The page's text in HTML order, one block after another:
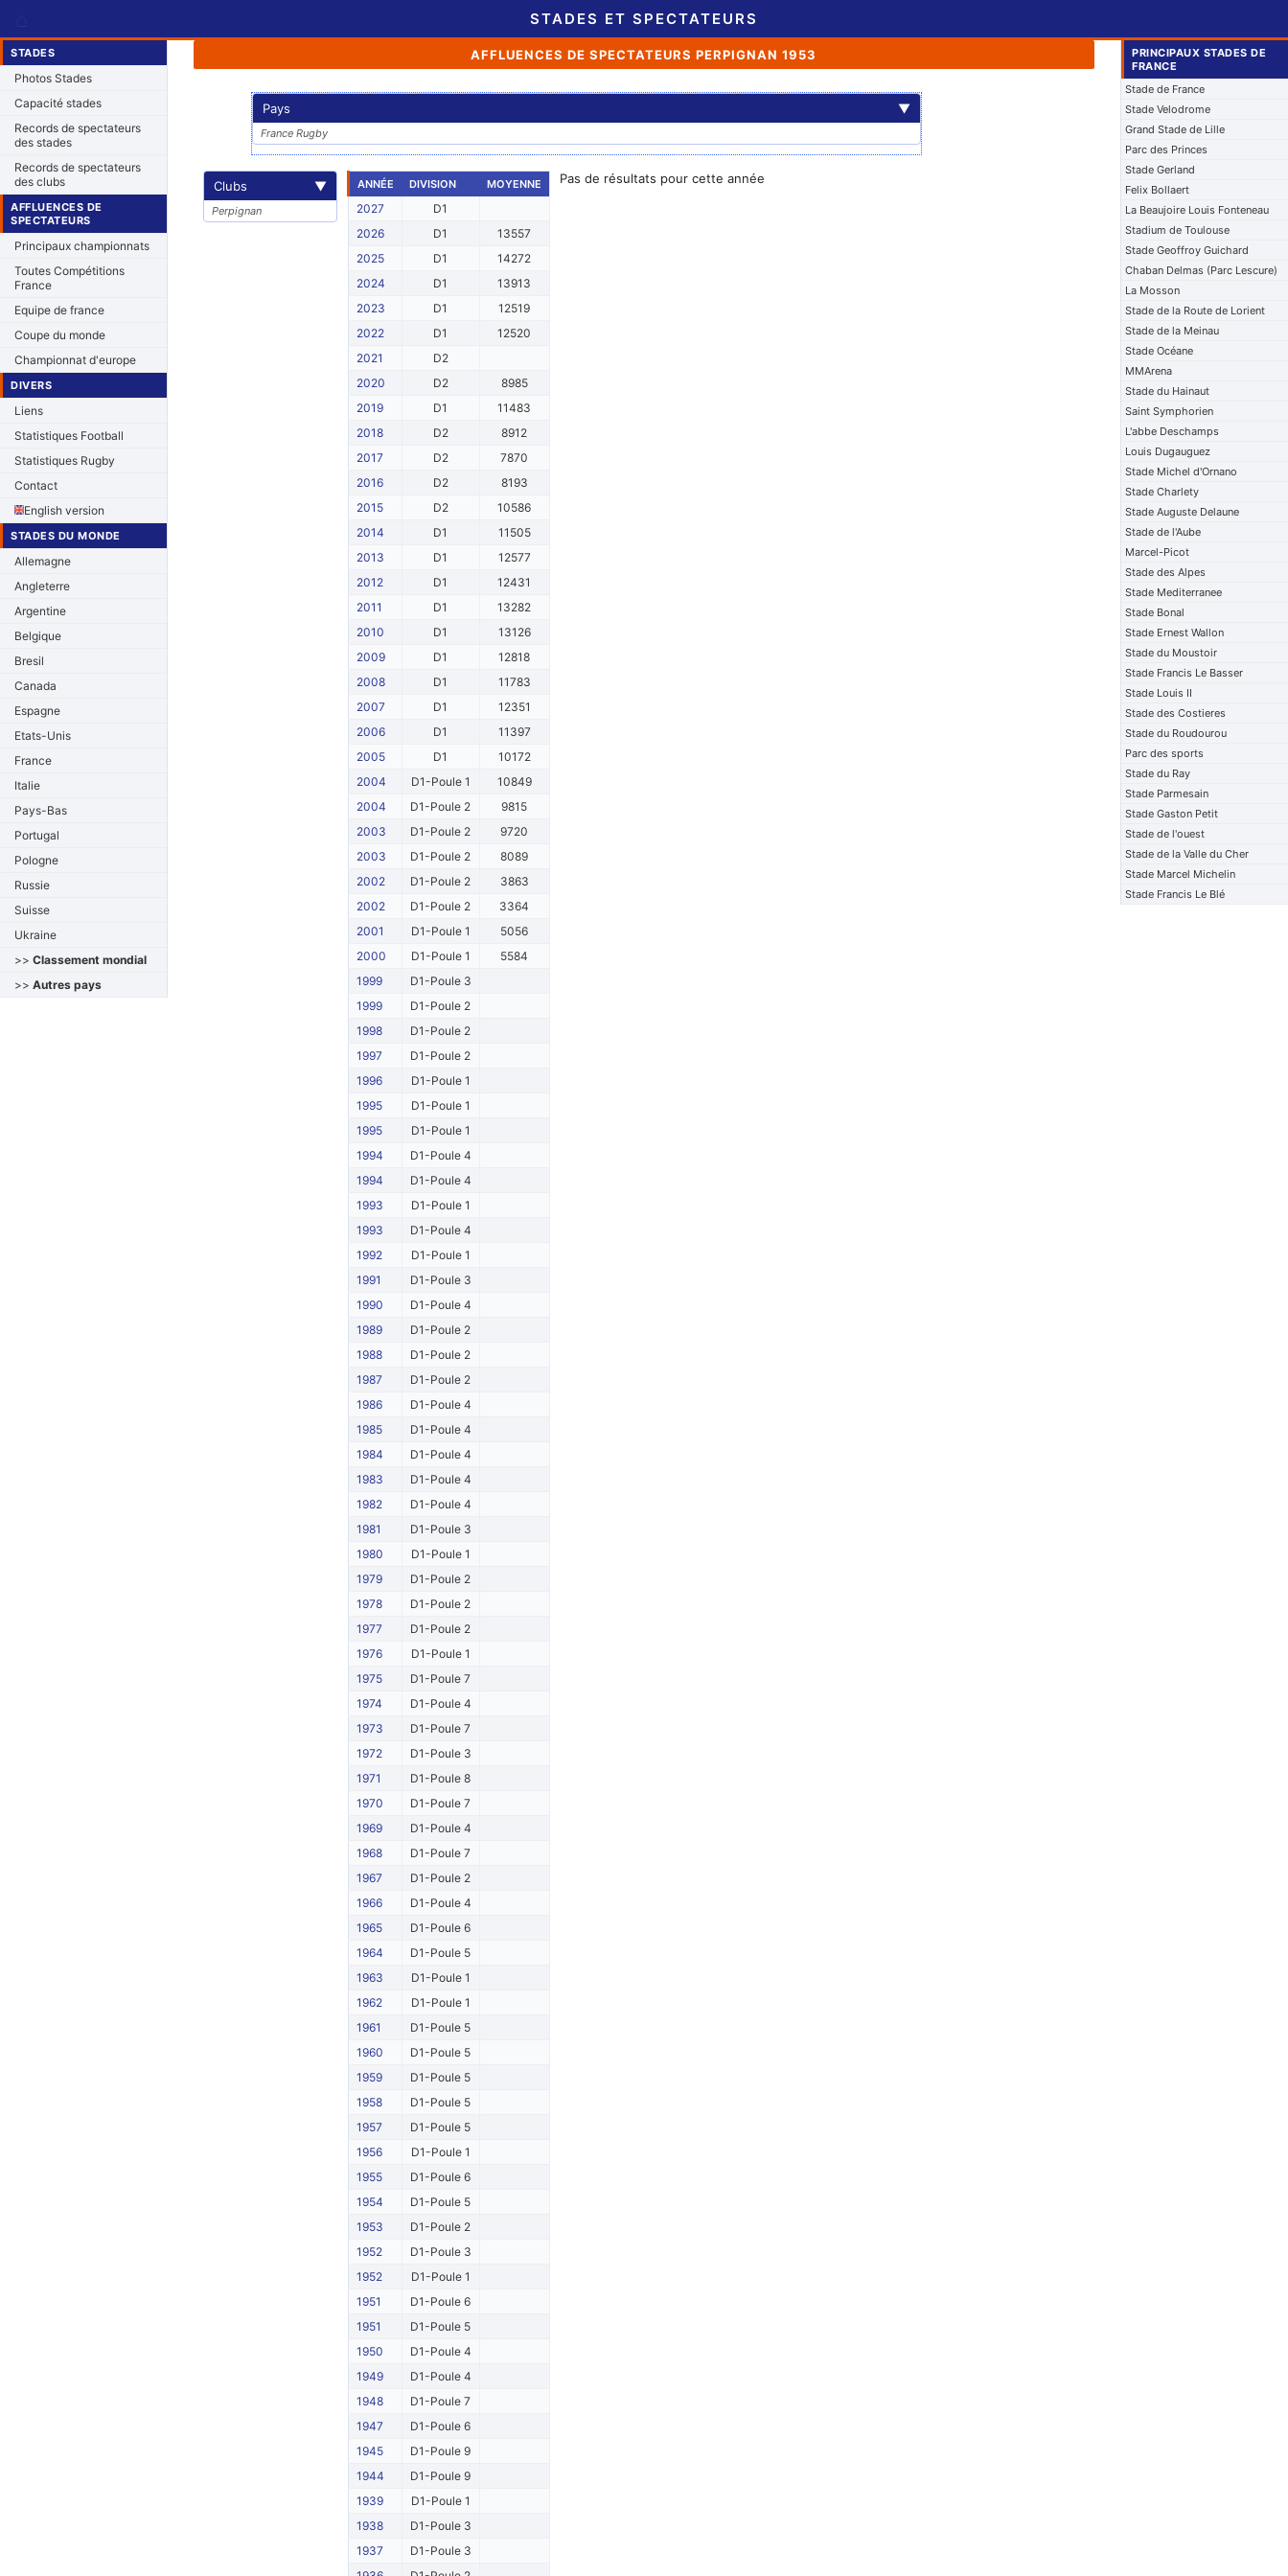
STADES ET SPECTATEURS
STADES
Photos Stades
Capacité stades
Records de spectateurs
des stades
Records de spectateurs
des clubs
AFFLUENCES DE
SPECTATEURS
Principaux championnats
Toutes Compétitions
France
Equipe de france
Coupe du monde
Championnat d'europe
DIVERS
Liens
Statistiques Football
Statistiques Rugby
Contact
English version
STADES DU MONDE
Allemagne
Angleterre
Argentine
Belgique
Bresil
Canada
Espagne
Etats-Unis
France
Italie
Pays-Bas
Portugal
Pologne
Russie
Suisse
Ukraine
>> Classement mondial
>> Autres pays
AFFLUENCES DE SPECTATEURS PERPIGNAN 1953
Pays ▼
France Rugby
Clubs ▼
Perpignan
ANNÉE DIVISION MOYENNE
2027
D1
2026
D1
13557
2025
D1
14272
2024
D1
13913
2023
D1
12519
2022
D1
12520
2021
D2
2020
D2
8985
2019
D1
11483
2018
D2
8912
2017
D2
7870
2016
D2
8193
2015
D2
10586
2014
D1
11505
2013
D1
12577
2012
D1
12431
2011
D1
13282
2010
D1
13126
2009
D1
12818
2008
D1
11783
2007
D1
12351
2006
D1
11397
2005
D1
10172
2004
D1-Poule 1
10849
2004
D1-Poule 2
9815
2003
D1-Poule 2
9720
2003
D1-Poule 2
8089
2002
D1-Poule 2
3863
2002
D1-Poule 2
3364
2001
D1-Poule 1
5056
2000
D1-Poule 1
5584
1999
D1-Poule 3
1999
D1-Poule 2
1998
D1-Poule 2
1997
D1-Poule 2
1996
D1-Poule 1
1995
D1-Poule 1
1995
D1-Poule 1
1994
D1-Poule 4
1994
D1-Poule 4
1993
D1-Poule 1
1993
D1-Poule 4
1992
D1-Poule 1
1991
D1-Poule 3
1990
D1-Poule 4
1989
D1-Poule 2
1988
D1-Poule 2
1987
D1-Poule 2
1986
D1-Poule 4
1985
D1-Poule 4
1984
D1-Poule 4
1983
D1-Poule 4
1982
D1-Poule 4
1981
D1-Poule 3
1980
D1-Poule 1
1979
D1-Poule 2
1978
D1-Poule 2
1977
D1-Poule 2
1976
D1-Poule 1
1975
D1-Poule 7
1974
D1-Poule 4
1973
D1-Poule 7
1972
D1-Poule 3
1971
D1-Poule 8
1970
D1-Poule 7
1969
D1-Poule 4
1968
D1-Poule 7
1967
D1-Poule 2
1966
D1-Poule 4
1965
D1-Poule 6
1964
D1-Poule 5
1963
D1-Poule 1
1962
D1-Poule 1
1961
D1-Poule 5
1960
D1-Poule 5
1959
D1-Poule 5
1958
D1-Poule 5
1957
D1-Poule 5
1956
D1-Poule 1
1955
D1-Poule 6
1954
D1-Poule 5
1953
D1-Poule 2
1952
D1-Poule 3
1952
D1-Poule 1
1951
D1-Poule 6
1951
D1-Poule 5
1950
D1-Poule 4
1949
D1-Poule 4
1948
D1-Poule 7
1947
D1-Poule 6
1945
D1-Poule 9
1944
D1-Poule 9
1939
D1-Poule 1
1938
D1-Poule 3
1937
D1-Poule 3
Pas de résultats pour cette année
PRINCIPAUX STADES DE
FRANCE
Stade de France
Stade Velodrome
Grand Stade de Lille
Parc des Princes
Stade Gerland
Felix Bollaert
La Beaujoire Louis Fonteneau
Stadium de Toulouse
Stade Geoffroy Guichard
Chaban Delmas (Parc Lescure)
La Mosson
Stade de la Route de Lorient
Stade de la Meinau
Stade Océane
MMArena
Stade du Hainaut
Saint Symphorien
L'abbe Deschamps
Louis Dugauguez
Stade Michel d'Ornano
Stade Charlety
Stade Auguste Delaune
Stade de l'Aube
Marcel-Picot
Stade des Alpes
Stade Mediterranee
Stade Bonal
Stade Ernest Wallon
Stade du Moustoir
Stade Francis Le Basser
Stade Louis II
Stade des Costieres
Stade du Roudourou
Parc des sports
Stade du Ray
Stade Parmesain
Stade Gaston Petit
Stade de l'ouest
Stade de la Valle du Cher
Stade Marcel Michelin
Stade Francis Le Blé